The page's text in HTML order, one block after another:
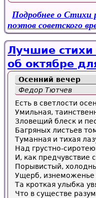
Подробнее о Стихи
поэтов советского
Лучшие стихи
об октябре
Осенний вечер
Федор Тютчев
Есть в светлости
Умильная,
Зловещий блеск и
Багряных листьев
Туманная и тихая
Над грустно-
И, как предчувствие
Порывистый,
Ущерб, изнеможенье
Та кроткая улыбка
Что в существе